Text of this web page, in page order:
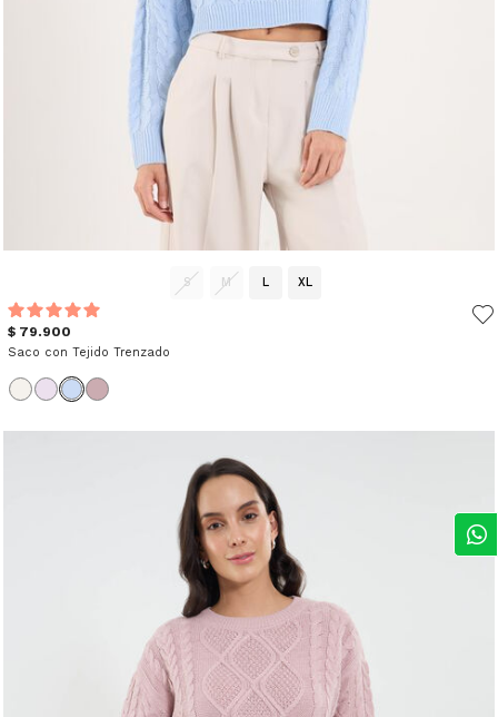
S M L XL
$ 79.900
Saco con Tejido Trenzado